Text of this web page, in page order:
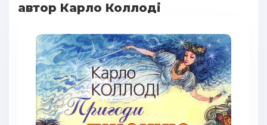
автор Карло Коллоді